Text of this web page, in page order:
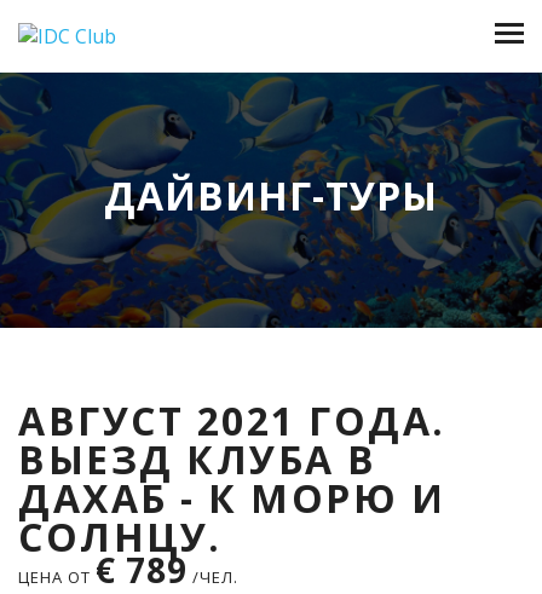
ДАЙВИНГ-ТУРЫ
АВГУСТ 2021 ГОДА.
ВЫЕЗД КЛУБА В
ДАХАБ - К МОРЮ И
СОЛНЦУ.
ЦЕНА ОТ € 789 /ЧЕЛ.